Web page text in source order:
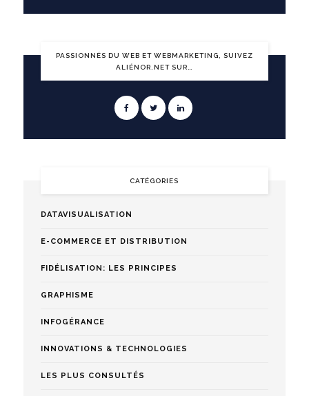
PASSIONNÉS DU WEB ET WEBMARKETING, SUIVEZ
ALIÉNOR.NET SUR…
CATÉGORIES
DATAVISUALISATION
E-COMMERCE ET DISTRIBUTION
FIDÉLISATION: LES PRINCIPES
GRAPHISME
INFOGÉRANCE
INNOVATIONS & TECHNOLOGIES
LES PLUS CONSULTÉS